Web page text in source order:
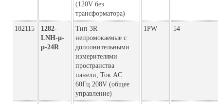
(120V без
трансформатора)
182115
1282-
LNH-µ-
µ-24R
Тип 3R
непромокаемые с
дополнительными
измерителями
пространства
панели; Ток AC
60Гц 208V (общее
управление)
1PW 54